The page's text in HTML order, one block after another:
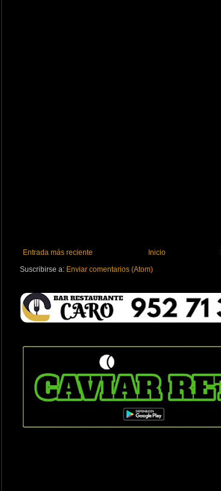
Entrada más reciente
Inicio
Suscribirse a: Enviar comentarios (Atom)